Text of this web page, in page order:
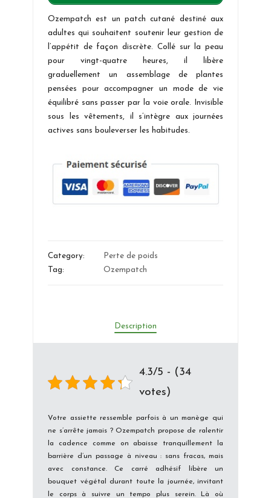
Ozempatch est un patch cutané destiné aux
adultes qui souhaitent soutenir leur gestion de
l’appétit de façon discrète. Collé sur la peau
pour vingt-quatre heures, il libère
graduellement un assemblage de plantes
pensées pour accompagner un mode de vie
équilibré sans passer par la voie orale. Invisible
sous les vêtements, il s’intègre aux journées
actives sans bouleverser les habitudes.
Category:
Perte de poids
Tag:
Ozempatch
Description
4.3/5 - (34
votes)
Votre assiette ressemble parfois à un manège qui
ne s’arrête jamais ? Ozempatch propose de ralentir
la cadence comme on abaisse tranquillement la
barrière d’un passage à niveau : sans fracas, mais
avec constance. Ce carré adhésif libère un
bouquet végétal durant toute la journée, invitant
le corps à suivre un tempo plus serein. Là où